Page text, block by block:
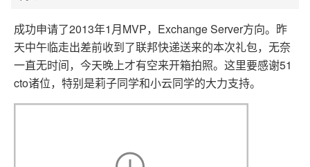
成功申请了2013年1月MVP，Exchange Server方向。昨
天中午临走出差前收到了联邦快递送来的本次礼包，无奈
一直无时间，今天晚上才有空来开箱拍照。这里要感谢51
cto诸位，特别是莉子同学和小云同学的大力支持。